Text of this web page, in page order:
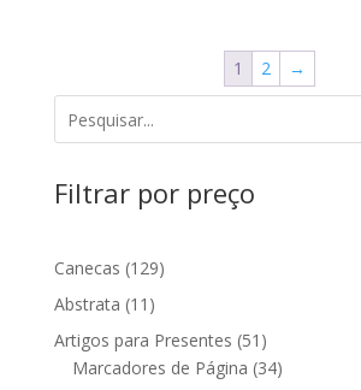
R$ 31,90.
1 2 →
Filtrar por preço
Canecas 129129
Abstrata 11 11
produtos
Artigos para Presentes 51 51
produtos
Marcadores de Página 3434